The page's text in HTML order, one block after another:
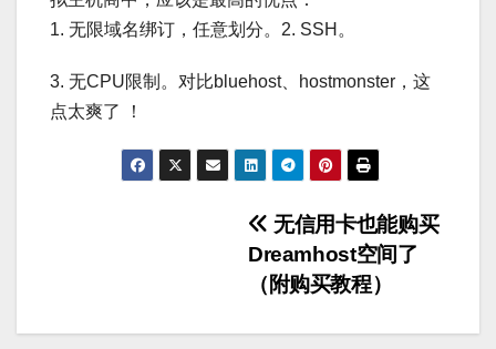
1. 无限域名绑订，任意划分。2. SSH。
3. 无CPU限制。对比bluehost、hostmonster，这
点太爽了 ！
导
无信用卡也能购买
Dreamhost空间了
（附购买教程）